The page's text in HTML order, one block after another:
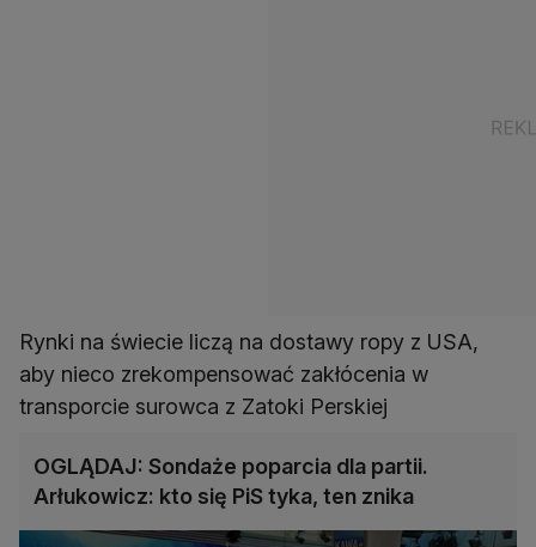
Rynki na świecie liczą na dostawy ropy z USA,
aby nieco zrekompensować zakłócenia w
transporcie surowca z Zatoki Perskiej
OGLĄDAJ: Sondaże poparcia dla partii.
Arłukowicz: kto się PiS tyka, ten znika